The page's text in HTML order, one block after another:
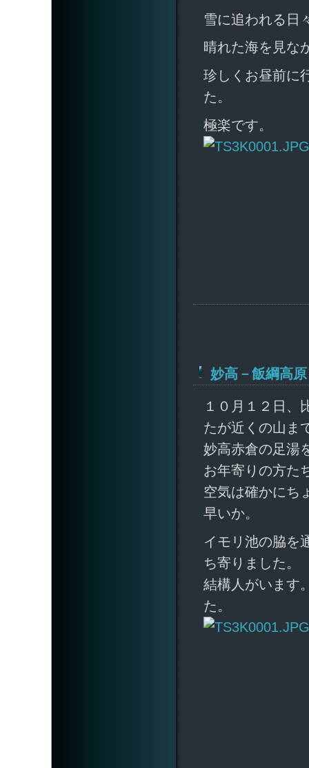
雪に追われる日
晴れた海を見な
珍しくお昼前に
た。
極楽です。
妙高－飯綱高原
１０月１２日、
たが近くの山ま
妙高赤倉の足湯
お年寄りの方た
空気は確かにち
早いか。
イモリ池の脇を
ち寄りました。
結構人がいます
た。